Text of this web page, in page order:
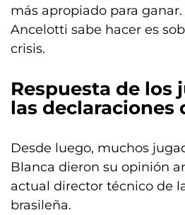
más apropiado para
Ancelotti sabe hacer es
crisis.
Respuesta de los
las declaraciones
Desde luego, muchos
Blanca dieron su opinión
actual director técnico de
brasileña.